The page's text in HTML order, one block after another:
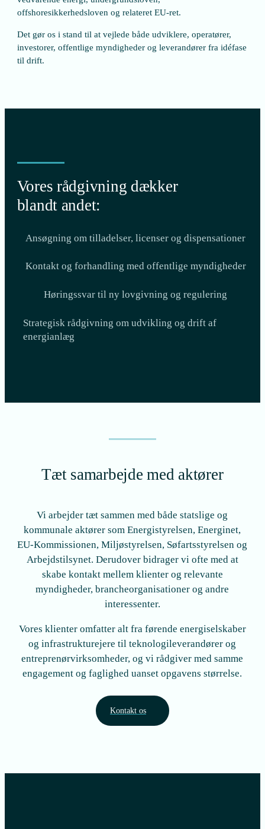
offshoresikkerhedsloven og relateret EU-ret.
Det gør os i stand til at vejlede både udviklere, operatører,
investorer, offentlige myndigheder og leverandører fra idéfase
til drift.
Vores rådgivning dækker
blandt andet:
Ansøgning om tilladelser, licenser og dispensationer
Kontakt og forhandling med offentlige myndigheder
Høringssvar til ny lovgivning og regulering
Strategisk rådgivning om udvikling og drift af
energianlæg
Tæt samarbejde med aktører
Vi arbejder tæt sammen med både statslige og
kommunale aktører som Energistyrelsen, Energinet,
EU-Kommissionen, Miljøstyrelsen, Søfartsstyrelsen og
Arbejdstilsynet. Derudover bidrager vi ofte med at
skabe kontakt mellem klienter og relevante
myndigheder, brancheorganisationer og andre
interessenter.
Vores klienter omfatter alt fra førende energiselskaber
og infrastrukturejere til teknologileverandører og
entreprenørvirksomheder, og vi rådgiver med samme
engagement og faglighed uanset opgavens størrelse.
Kontakt os